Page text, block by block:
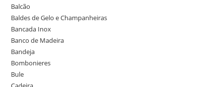
Balcão
Baldes de Gelo e Champanheiras
Bancada Inox
Banco de Madeira
Bandeja
Bombonieres
Bule